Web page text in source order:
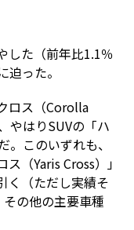
した（前年比1.1％
った。
ロス（Corolla
やはりSUVの「ハ
このいずれも、
（Yaris Cross）」
く（ただし実績そ
の他の主要車種